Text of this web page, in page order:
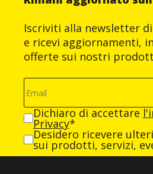
Iscriviti alla newsletter
e ricevi aggiornamenti,
offerte sui nostri
Dichiaro di accettare
Privacy*
Desidero ricevere
sui prodotti, servizi,